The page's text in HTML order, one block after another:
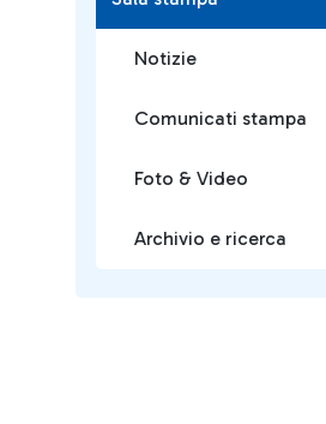
Notizie
Comunicati stampa
Foto & Video
Archivio e ricerca